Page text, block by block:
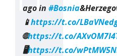
ago in #Bosnia
📱https://t.co/
🌐https://t.co/
🖥https://t.co/